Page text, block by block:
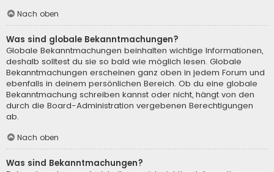
Nach oben
Was sind globale Bekanntmachungen?
Globale Bekanntmachungen beinhalten wichtige Informationen,
deshalb solltest du sie so bald wie möglich lesen. Globale
Bekanntmachungen erscheinen ganz oben in jedem Forum und
ebenfalls in deinem persönlichen Bereich. Ob du eine globale
Bekanntmachung schreiben kannst oder nicht, hängt von den
durch die Board-Administration vergebenen Berechtigungen
ab.
Nach oben
Was sind Bekanntmachungen?